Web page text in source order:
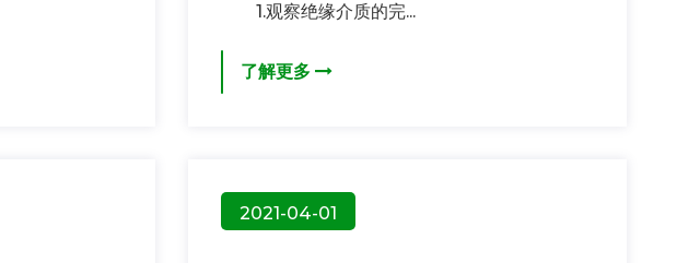
1.观察绝缘介质的完...
了解更多
2021-04-01